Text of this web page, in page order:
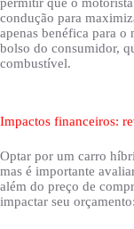
condução para
apenas benéfica para o
bolso do consumidor,
combustível.
Impactos financeiros:
Optar por um carro
mas é importante
além do preço de
impactar seu orçamento: